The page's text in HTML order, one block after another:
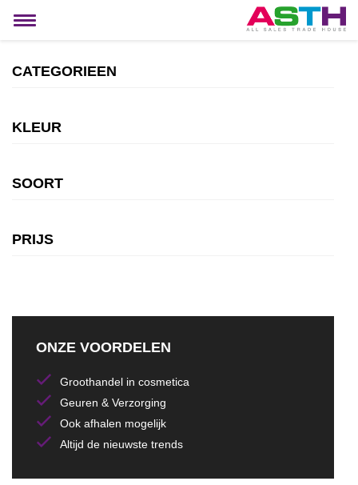
Toggle
CATEGORIEEN
KLEUR
SOORT
PRIJS
ONZE VOORDELEN
Groothandel in cosmetica
Geuren & Verzorging
Ook afhalen mogelijk
Altijd de nieuwste trends